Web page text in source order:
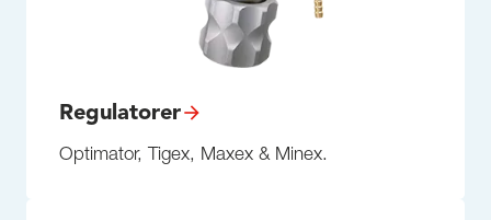
Regulatorer
Optimator, Tigex, Maxex & Minex.